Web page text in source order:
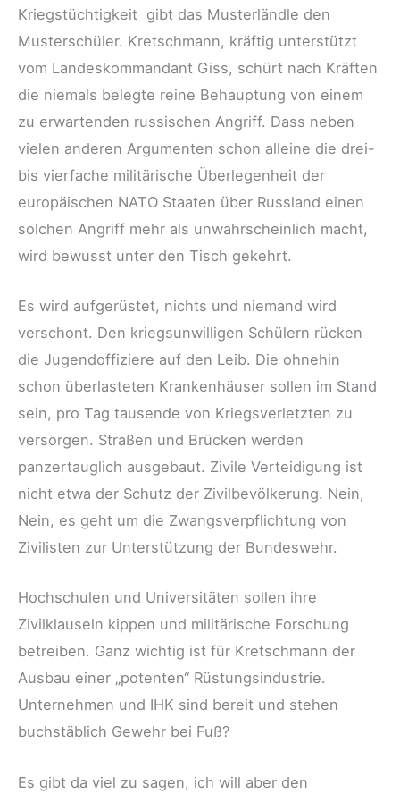
Kriegstüchtigkeit gibt das Musterländle den
Musterschüler. Kretschmann, kräftig unterstützt
vom Landeskommandant Giss, schürt nach Kräften
die niemals belegte reine Behauptung von einem
zu erwartenden russischen Angriff. Dass neben
vielen anderen Argumenten schon alleine die drei-
bis vierfache militärische Überlegenheit der
europäischen NATO Staaten über Russland einen
solchen Angriff mehr als unwahrscheinlich macht,
wird bewusst unter den Tisch gekehrt.
Es wird aufgerüstet, nichts und niemand wird
verschont. Den kriegsunwilligen Schülern rücken
die Jugendoffiziere auf den Leib. Die ohnehin
schon überlasteten Krankenhäuser sollen im Stand
sein, pro Tag tausende von Kriegsverletzten zu
versorgen. Straßen und Brücken werden
panzertauglich ausgebaut. Zivile Verteidigung ist
nicht etwa der Schutz der Zivilbevölkerung. Nein,
Nein, es geht um die Zwangsverpflichtung von
Zivilisten zur Unterstützung der Bundeswehr.
Hochschulen und Universitäten sollen ihre
Zivilklauseln kippen und militärische Forschung
betreiben. Ganz wichtig ist für Kretschmann der
Ausbau einer „potenten“ Rüstungsindustrie.
Unternehmen und IHK sind bereit und stehen
buchstäblich Gewehr bei Fuß?
Es gibt da viel zu sagen, ich will aber den